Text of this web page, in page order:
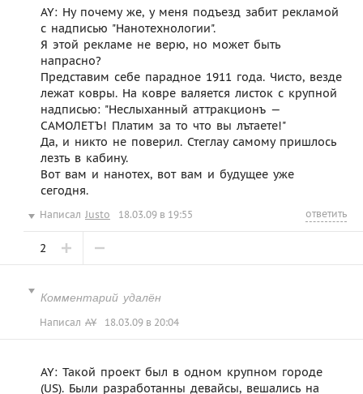
AY: Ну почему же, у меня подъезд забит рекламой
с надписью "Нанотехнологии".
Я этой рекламе не верю, но может быть
напрасно?
Представим себе парадное 1911 года. Чисто, везде
лежат ковры. На ковре валяется листок с крупной
надписью: "Неслыханный аттракционъ —
САМОЛЕТЪ! Платим за то что вы лътаете!"
Да, и никто не поверил. Стеглау самому пришлось
лезть в кабину.
Вот вам и нанотех, вот вам и будущее уже
сегодня.
Написал Justo 18.03.09 в 19:55 ответить
2
Комментарий удалён
Написал AY 18.03.09 в 20:04
AY: Такой проект был в одном крупном городе
(US). Были разработанны девайсы, вешались на